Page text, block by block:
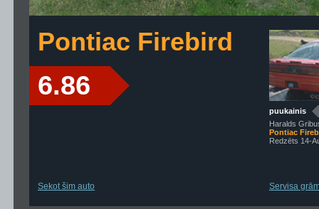
Pontiac Firebird
6.86
Sekot šim auto
puukainis
Haralds
Pontiac
Redzēts 14-
Servisa